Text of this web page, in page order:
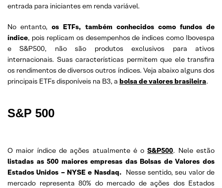
entrada para iniciantes em renda variável.
No entanto,os ETFs, também conhecidos como fundos de
índice, pois replicam os desempenhos de índices como Ibovespa
e S&P500, não são produtos exclusivos para ativos
internacionais. Suas características permitem que ele transfira
os rendimentos de diversos outros índices. Veja abaixo alguns dos
principais ETFs disponíveis na B3, a bolsa de valores brasileira.
S&P 500
O maior índice de ações atualmente é oS&P500. Nele estão
listadas as 500 maiores empresas das Bolsas de Valores dos
Estados Unidos – NYSE e Nasdaq.Nesse sentido, seu valor de
mercado representa 80% do mercado de ações dos Estados